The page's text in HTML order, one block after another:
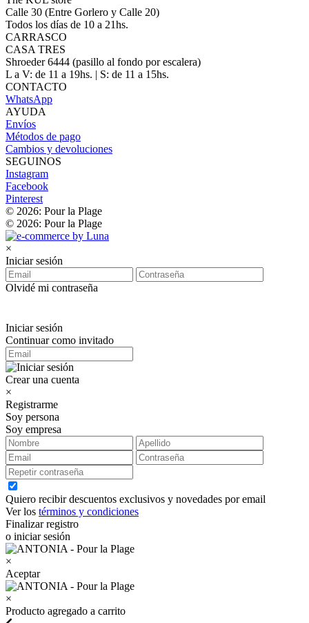
Calle 30 (Entre Gorlero y Calle 20)
Todos los días de 10 a 21hs.
CARRASCO
CASA TRES
Shroeder 6444 (pasillo al fondo por escalera)
L a V: de 11 a 19hs. | S: de 11 a 15hs.
CONTACTO
WhatsApp
AYUDA
Envíos
Métodos de pago
Cambios y devoluciones
SEGUINOS
Instagram
Facebook
Pinterest
© 2026: Pour la Plage
© 2026: Pour la Plage
×
Iniciar sesión
Olvidé mi contraseña
Iniciar sesión
Continuar como invitado
Crear una cuenta
×
Registrarme
Soy persona
Soy empresa
Quiero recibir descuentos exclusivos y novedades por email
Ver los términos y condiciones
Finalizar registro
o iniciar sesión
×
Aceptar
×
Producto agregado a carrito